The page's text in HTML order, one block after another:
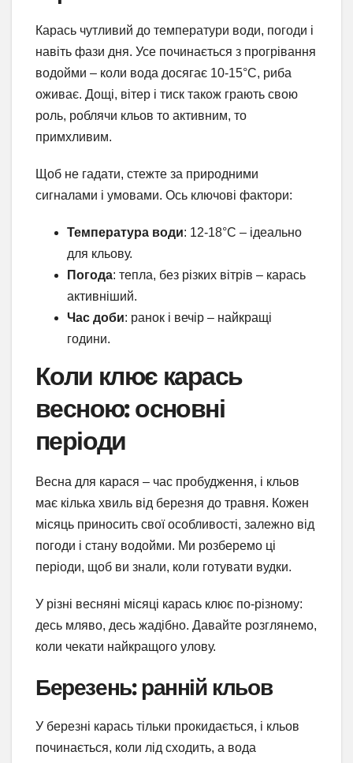
Карась чутливий до температури води, погоди і
навіть фази дня. Усе починається з прогрівання
водойми – коли вода досягає 10-15°C, риба
оживає. Дощі, вітер і тиск також грають свою
роль, роблячи кльов то активним, то
примхливим.
Щоб не гадати, стежте за природними
сигналами і умовами. Ось ключові фактори:
Температура води: 12-18°C – ідеально
для кльову.
Погода: тепла, без різких вітрів – карась
активніший.
Час доби: ранок і вечір – найкращі
години.
Коли клює карась
весною: основні
періоди
Весна для карася – час пробудження, і кльов
має кілька хвиль від березня до травня. Кожен
місяць приносить свої особливості, залежно від
погоди і стану водойми. Ми розберемо ці
періоди, щоб ви знали, коли готувати вудки.
У різні весняні місяці карась клює по-різному:
десь мляво, десь жадібно. Давайте розглянемо,
коли чекати найкращого улову.
Березень: ранній кльов
У березні карась тільки прокидається, і кльов
починається, коли лід сходить, а вода